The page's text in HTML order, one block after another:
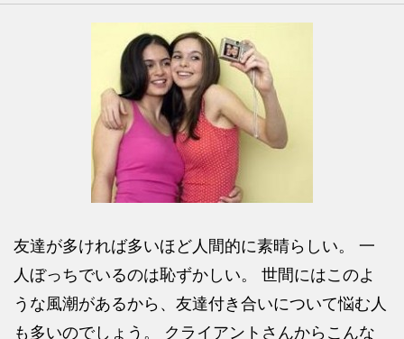
友達が多ければ多いほど人間的に素晴らしい。 一
人ぼっちでいるのは恥ずかしい。 世間にはこのよ
うな風潮があるから、友達付き合いについて悩む人
も多いのでしょう。 クライアントさんからこんな